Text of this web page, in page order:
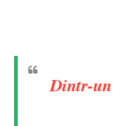
Dintr-un